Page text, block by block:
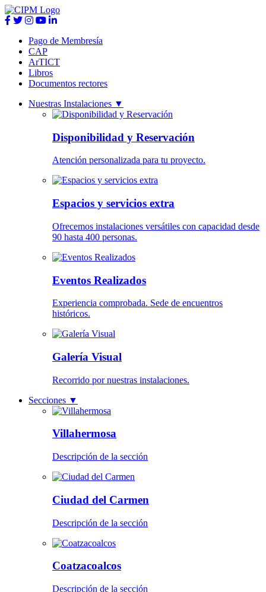
Pago de Membresía
CAP
ArTICT
Libros
Documentos rectores
Nuestras Instalaciones ▼
Disponibilidad y Reservación
Atención personalizada para tu proyecto.
Espacios y servicios extra
Ofrecemos instalaciones versátiles con capacidad desde
90 hasta 400 personas.
Eventos Realizados
Experiencia comprobada. Sede de encuentros
históricos.
Galería Visual
Recorrido por nuestras instalaciones.
Secciones ▼
Villahermosa
Descripción de la sección
Ciudad del Carmen
Descripción de la sección
Coatzacoalcos
Descripción de la sección